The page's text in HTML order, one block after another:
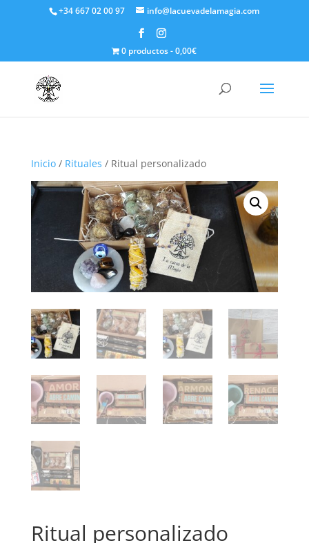
+34 667 02 00 97 info@lacuevadelamagia.com
0 productos 0,00€
Inicio/ Rituales / Ritual personalizado
Ritual personalizado